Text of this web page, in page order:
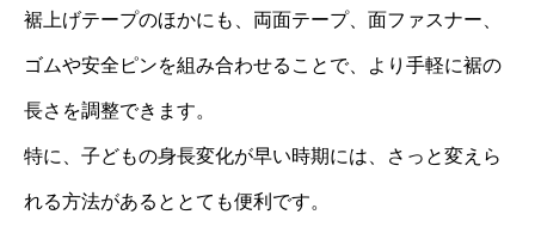
裾上げテープのほかにも、両面テープ、面ファスナー、
ゴムや安全ピンを組み合わせることで、より手軽に裾の
長さを調整できます。
特に、子どもの身長変化が早い時期には、さっと変えら
れる方法があるととても便利です。